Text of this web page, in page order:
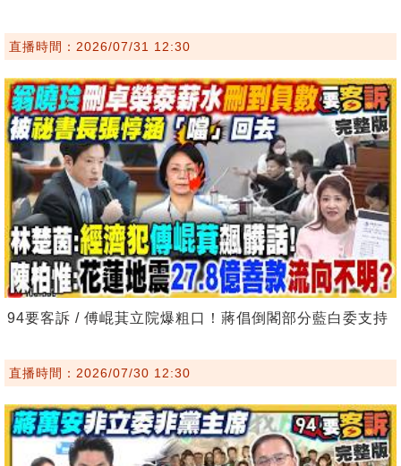
直播時間：2026/07/31 12:30
94要客訴 / 傅崐萁立院爆粗口！蔣倡倒閣部分藍白委支持
直播時間：2026/07/30 12:30